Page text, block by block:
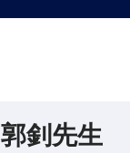
郭釗先生